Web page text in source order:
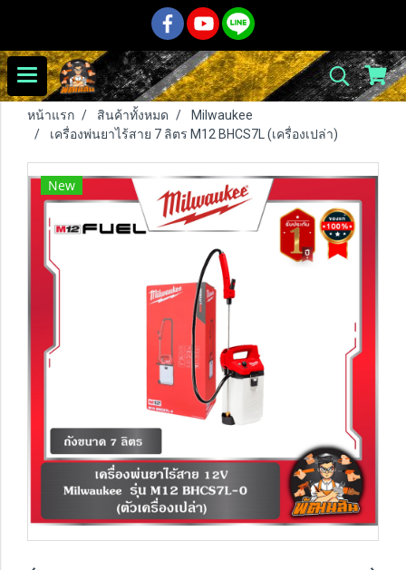
หน้าแรก สินค้าทั้งหมด
Milwaukee
เครื่องพ่นยาไร้สาย 7 ลิตร M12 BHCS7L (เครื่องเปล่า)
New